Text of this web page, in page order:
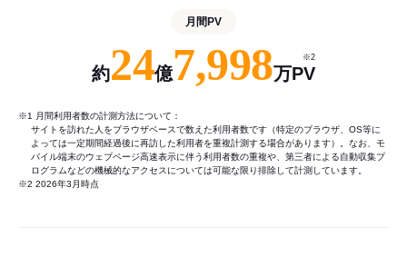
月間PV
約24億7,998万PV
※2
※1 月間利用者数の計測方法について：
サイトを訪れた人をブラウザベースで数えた利用者数です（特定のブラウザ、OS等に
よっては一定期間経過後に再訪した利用者を重複計測する場合があります）。なお、モ
バイル端末のウェブページ高速表示に伴う利用者数の重複や、第三者による自動収集プ
ログラムなどの機械的なアクセスについては可能な限り排除して計測しています。
※2 2026年3月時点